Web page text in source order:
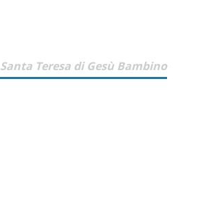
Santa Teresa di Gesù Bambino